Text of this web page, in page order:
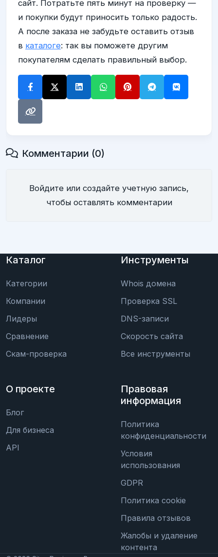
сайт. Потратьте пять минут на проверку —
и покупки будут приносить только радость.
А после заказа не забудьте оставить отзыв
в каталоге: так вы поможете другим
покупателям сделать правильный выбор.
Комментарии (0)
Войдите или создайте учетную запись,
чтобы оставлять комментарии
Каталог
Категории
Компании
Лидеры
Сравнение
Скам-проверка
Инструменты
Whois домена
Проверка SSL
DNS-записи
Скорость сайта
Все инструменты
О проекте
Блог
Для бизнеса
API
Правовая
информация
Политика
конфиденциальности
Условия
использования
GDPR
Политика cookie
Правила отзывов
Жалобы и удаление
контента